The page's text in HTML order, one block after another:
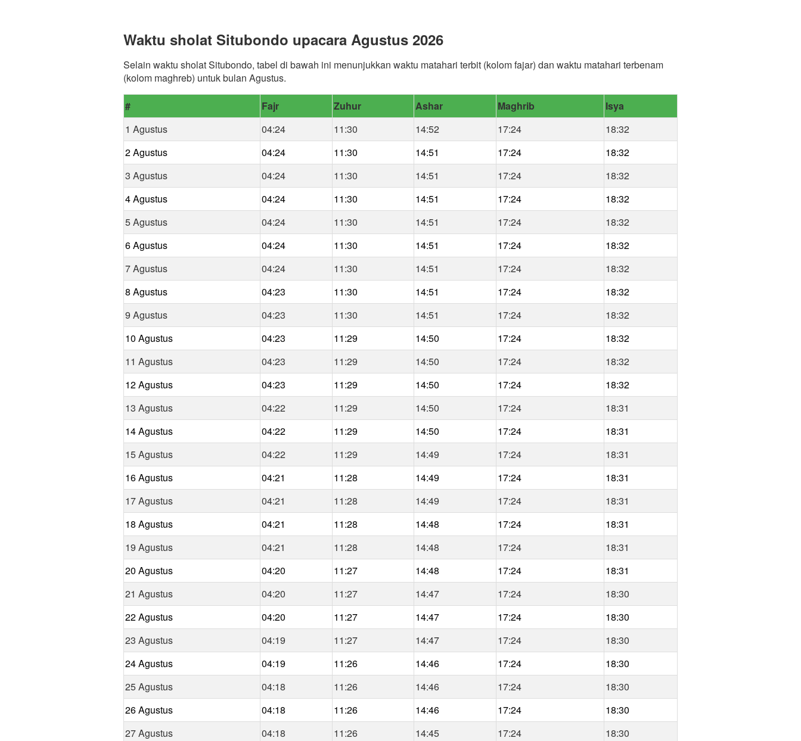
Waktu sholat Situbondo upacara Agustus 2026
Selain waktu sholat Situbondo, tabel di bawah ini menunjukkan waktu matahari terbit (kolom fajar) dan waktu matahari terbenam
(kolom maghreb) untuk bulan Agustus.
# Fajr Zuhur Ashar Maghrib
Isya
1 Agustus
04:24 11:30 14:52 17:24
18:32
2 Agustus
04:24 11:30 14:51 17:24
18:32
3 Agustus
04:24 11:30 14:51 17:24
18:32
4 Agustus
04:24 11:30 14:51 17:24
18:32
5 Agustus
04:24 11:30 14:51 17:24
18:32
6 Agustus
04:24 11:30 14:51 17:24
18:32
7 Agustus
04:24 11:30 14:51 17:24
18:32
8 Agustus
04:23 11:30 14:51 17:24
18:32
9 Agustus
04:23 11:30 14:51 17:24
18:32
10 Agustus
04:23 11:29 14:50 17:24
18:32
11 Agustus
04:23 11:29 14:50 17:24
18:32
12 Agustus
04:23 11:29 14:50 17:24
18:32
13 Agustus
04:22 11:29 14:50 17:24
18:31
14 Agustus
04:22 11:29 14:50 17:24
18:31
15 Agustus
04:22 11:29 14:49 17:24
18:31
16 Agustus
04:21 11:28 14:49 17:24
18:31
17 Agustus
04:21 11:28 14:49 17:24
18:31
18 Agustus
04:21 11:28 14:48 17:24
18:31
19 Agustus
04:21 11:28 14:48 17:24
18:31
20 Agustus
04:20 11:27 14:48 17:24
18:31
21 Agustus
04:20 11:27 14:47 17:24
18:30
22 Agustus
04:20 11:27 14:47 17:24
18:30
23 Agustus
04:19 11:27 14:47 17:24
18:30
24 Agustus
04:19 11:26 14:46 17:24
18:30
25 Agustus
04:18 11:26 14:46 17:24
18:30
26 Agustus
04:18 11:26 14:46 17:24
18:30
27 Agustus
04:18 11:26 14:45 17:24
18:30